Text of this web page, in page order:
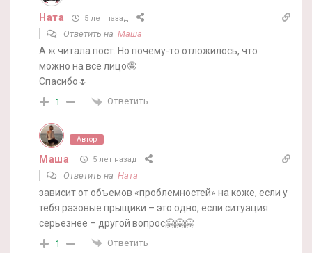
Ната 5 лет назад
Ответить на Маша
А ж читала пост. Но почему-то отложилось, что
можно на все лицо🤪
Спасибо🌷
1 Ответить
Автор
Маша 5 лет назад
Ответить на Ната
зависит от объемов «проблемностей» на коже, если у
тебя разовые прыщики – это одно, если ситуация
серьезнее – другой вопрос🤗🤗🤗
1 Ответить